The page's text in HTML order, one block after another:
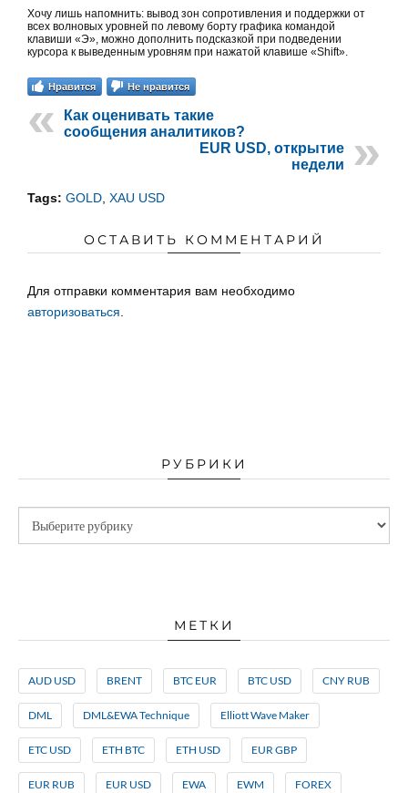
Хочу лишь напомнить: вывод зон сопротивления и поддержки от
всех волновых уровней по левому борту графика командой
клавиши «Э», можно дополнить подсказкой при подведении
курсора к выведенным уровням при нажатой клавише «Shift».
Нравится Не нравится
Как оценивать такие
сообщения аналитиков?
EUR USD, открытие
недели
Tags: GOLD XAU USD
ОСТАВИТЬ КОММЕНТАРИЙ
Для отправки комментария вам необходимо
авторизоваться
РУБРИКИ
МЕТКИ
AUD USD BRENT BTC EUR BTC USD CNY RUB
DML DML&EWA Technique Elliott Wave Maker
ETC USD ETH BTC ETH USD EUR GBP
EUR RUB EUR USD EWA EWM FOREX